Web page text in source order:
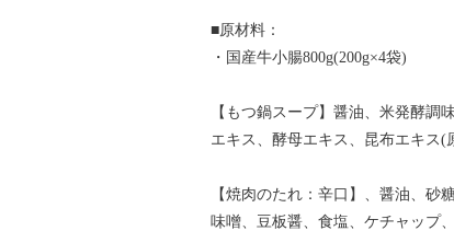
■原材料：
・国産牛小腸800g(200g×4袋)
【もつ鍋スープ】醤油、米発酵調
エキス、酵母エキス、昆布エキス
【焼肉のたれ：辛口】、醤油、砂
味噌、豆板醤、食塩、ケチャップ